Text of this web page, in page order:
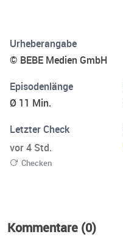
Urheberangabe
© BEBE Medien GmbH
Episodenlänge
Ø 11 Min.
Letzter Check
vor 4 Std.
Checken
Kommentare (0)